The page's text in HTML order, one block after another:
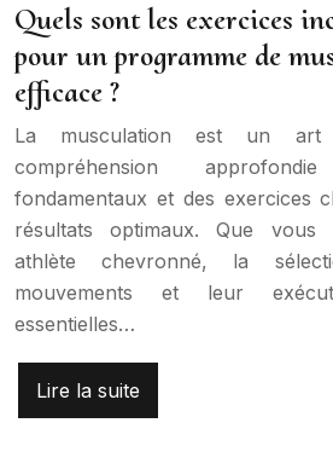
Quels sont les exercices
pour un programme de
efficace ?
La musculation est un
compréhension
fondamentaux et des exercices
résultats optimaux. Que vous
athlète chevronné, la
mouvements et leur
essentielles…
Lire la suite